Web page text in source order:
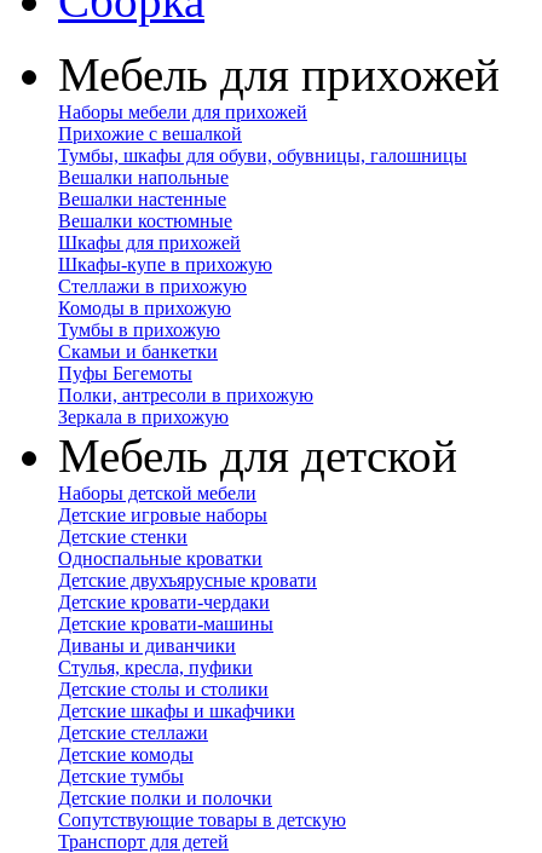
Мебель для прихожей
Наборы мебели для прихожей
Прихожие с вешалкой
Тумбы, шкафы для обуви, обувницы, галошницы
Вешалки напольные
Вешалки настенные
Вешалки костюмные
Шкафы для прихожей
Шкафы-купе в прихожую
Стеллажи в прихожую
Комоды в прихожую
Тумбы в прихожую
Скамьи и банкетки
Пуфы Бегемоты
Полки, антресоли в прихожую
Зеркала в прихожую
Мебель для детской
Наборы детской мебели
Детские игровые наборы
Детские стенки
Односпальные кроватки
Детские двухъярусные кровати
Детские кровати-чердаки
Детские кровати-машины
Диваны и диванчики
Стулья, кресла, пуфики
Детские столы и столики
Детские шкафы и шкафчики
Детские стеллажи
Детские комоды
Детские тумбы
Детские полки и полочки
Сопутствующие товары в детскую
Транспорт для детей